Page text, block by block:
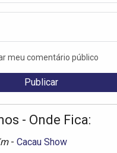
meu comentário público
- Onde Fica:
- Cacau Show